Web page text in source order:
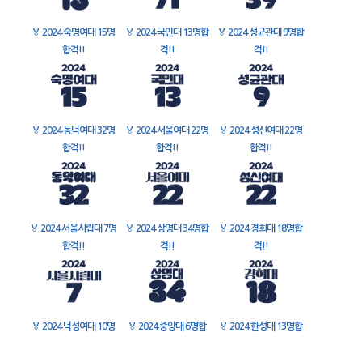
🏅 2024 숙명여대 15명
합격!!
🏅 2024 국민대 13명합
격!!
🏅 2024 성균관대 9명합
격!!
🏅 2024 동덕여대 32명
합격!!
🏅 2024 서울여대 22명
합격!!
🏅 2024 성신여대 22명
합격!!
🏅 2024 서울시립대 7명
합격!!
🏅 2024 상명대 34명합
격!!
🏅 2024 경희대 18명합
격!!
🏅 2024 덕성여대 10명
🏅 2024 중앙대 6명합
🏅 2024 한성대 13명합